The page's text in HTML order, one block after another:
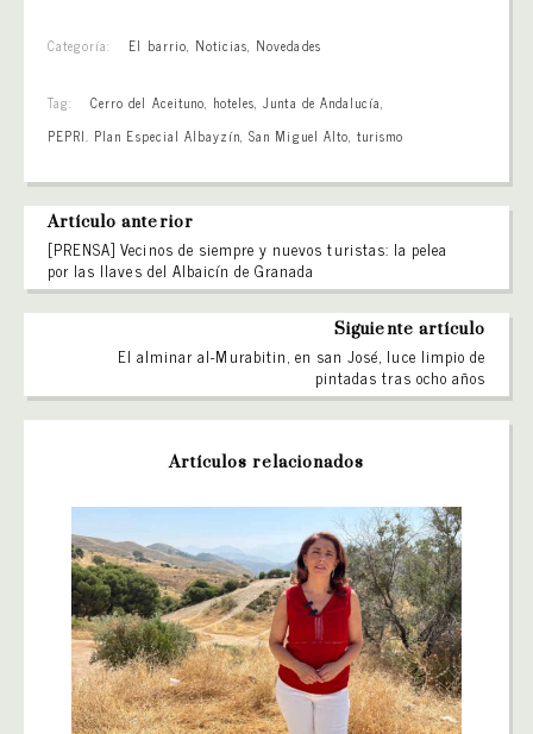
Categoría: El barrio, Noticias, Novedades
Tag: Cerro del Aceituno, hoteles,Junta de Andalucía,
PEPRI. Plan Especial Albayzín,San Miguel Alto, turismo
Artículo anterior
[PRENSA] Vecinos de siempre y nuevos turistas: la pelea
por las llaves del Albaicín de Granada
Siguiente artículo
El alminar al-Murabitin, en san José, luce limpio de
pintadas tras ocho años
Artículos relacionados